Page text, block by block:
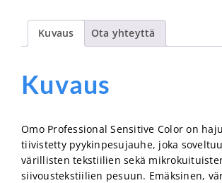
Kuvaus Ota yhteyttä
Kuvaus
Omo Professional Sensitive Color on
tiivistetty pyykinpesujauhe, joka
värillisten tekstiilien sekä
siivoustekstiilien pesuun. Emäksinen,